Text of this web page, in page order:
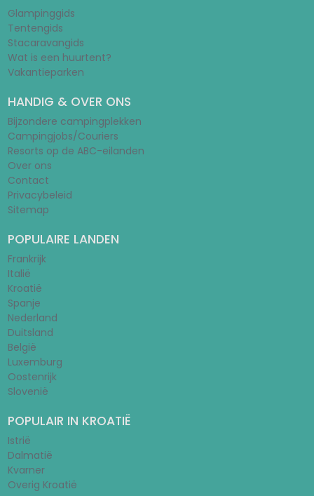
Glampinggids
Tentengids
Stacaravangids
Wat is een huurtent?
Vakantieparken
HANDIG & OVER ONS
Bijzondere campingplekken
Campingjobs/Couriers
Resorts op de ABC-eilanden
Over ons
Contact
Privacybeleid
Sitemap
POPULAIRE LANDEN
Frankrijk
Italië
Kroatië
Spanje
Nederland
Duitsland
België
Luxemburg
Oostenrijk
Slovenië
POPULAIR IN KROATIË
Istrië
Dalmatië
Kvarner
Overig Kroatië